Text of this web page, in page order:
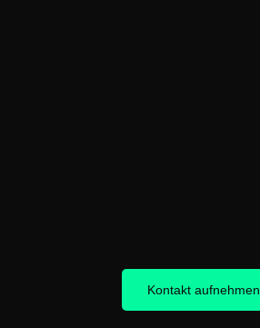
Kontakt aufnehmen